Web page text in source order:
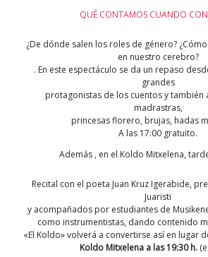
QUÉ CONTAMOS CUANDO
¿De dónde salen los roles de género?
en nuestro cerebro?
. En este espectáculo se da un repaso
grandes
protagonistas de los cuentos y también
madrastras,
princesas florero, brujas, hadas
A las 17:00 gratuito.
Además , en el Koldo Mitxelena,
Recital con el poeta Juan Kruz Igerabide,
Juaristi
y acompañados por estudiantes de
como instrumentistas, dando contenido
«El Koldo» volverá a convertirse así en lugar
Koldo Mitxelena a las 19:30 h.